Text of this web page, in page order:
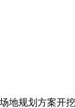
地规划方案开